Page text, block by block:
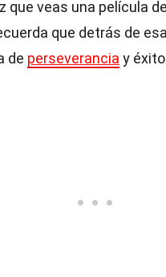
que veas una película
que detrás de
de perseverancia y